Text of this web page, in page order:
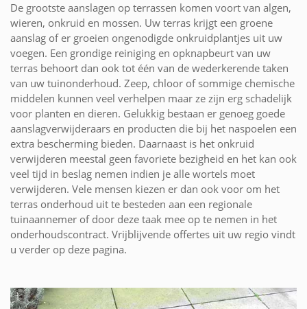
De grootste aanslagen op terrassen komen voort van algen,
wieren, onkruid en mossen. Uw terras krijgt een groene
aanslag of er groeien ongenodigde onkruidplantjes uit uw
voegen. Een grondige reiniging en opknapbeurt van uw
terras behoort dan ook tot één van de wederkerende taken
van uw tuinonderhoud. Zeep, chloor of sommige chemische
middelen kunnen veel verhelpen maar ze zijn erg schadelijk
voor planten en dieren. Gelukkig bestaan er genoeg goede
aanslagverwijderaars en producten die bij het naspoelen een
extra bescherming bieden. Daarnaast is het onkruid
verwijderen meestal geen favoriete bezigheid en het kan ook
veel tijd in beslag nemen indien je alle wortels moet
verwijderen. Vele mensen kiezen er dan ook voor om het
terras onderhoud uit te besteden aan een regionale
tuinaannemer of door deze taak mee op te nemen in het
onderhoudscontract. Vrijblijvende offertes uit uw regio vindt
u verder op deze pagina.